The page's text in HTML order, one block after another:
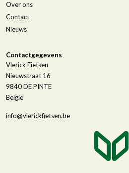
Over ons
Contact
Nieuws
Contactgegevens
Vlerick Fietsen
Nieuwstraat 16
9840DE PINTE
België
info@vlerickfietsen.be